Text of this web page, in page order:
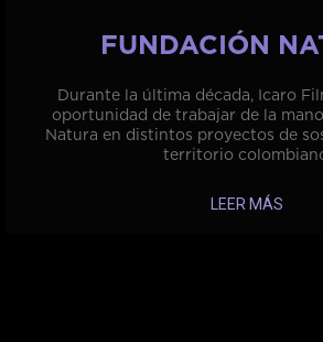
FUNDACIÓN
Durante la última década, Icaro
oportunidad de trabajar de la
Natura en distintos proyectos de
territorio
LEER MÁS